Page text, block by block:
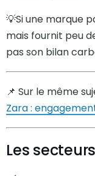
💡Si une marque
mais fournit peu
pas son bilan
📌 Sur le même
Zara :
Les